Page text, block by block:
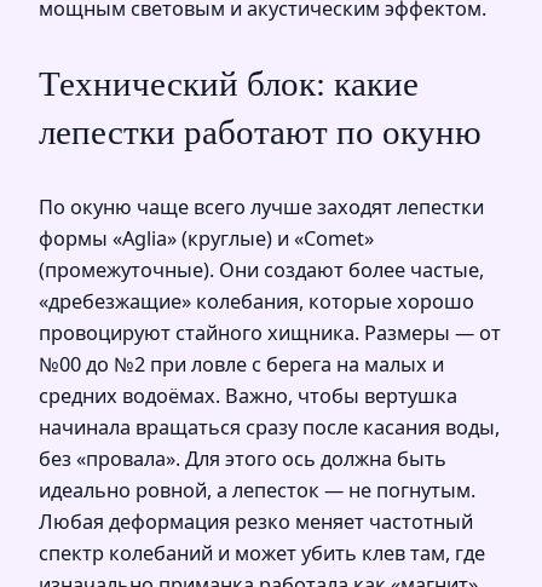
мощным световым и акустическим эффектом.
Технический блок: какие
лепестки работают по окуню
По окуню чаще всего лучше заходят лепестки
формы «Aglia» (круглые) и «Comet»
(промежуточные). Они создают более частые,
«дребезжащие» колебания, которые хорошо
провоцируют стайного хищника. Размеры — от
№00 до №2 при ловле с берега на малых и
средних водоёмах. Важно, чтобы вертушка
начинала вращаться сразу после касания воды,
без «провала». Для этого ось должна быть
идеально ровной, а лепесток — не погнутым.
Любая деформация резко меняет частотный
спектр колебаний и может убить клев там, где